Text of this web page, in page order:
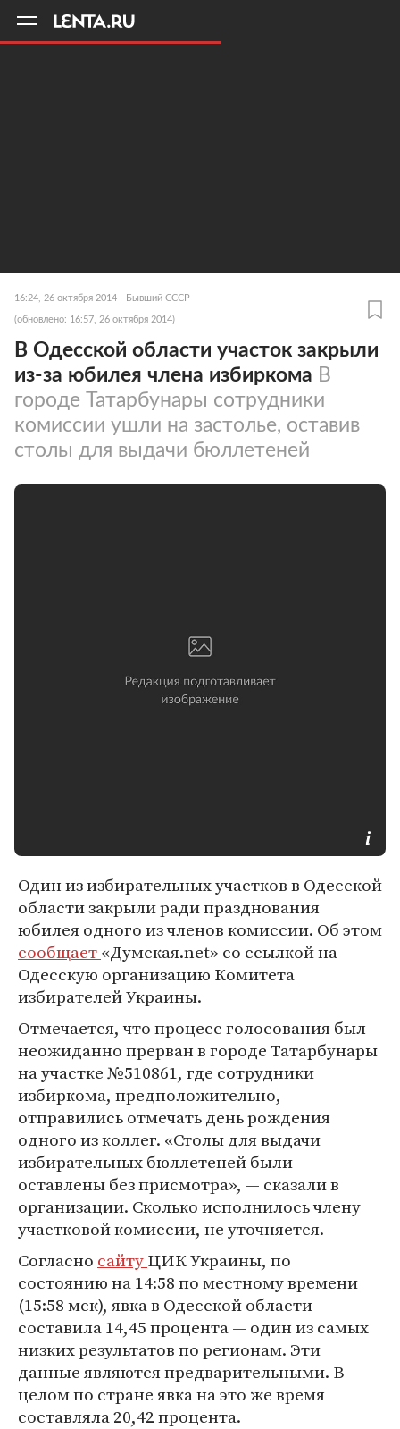
16:24, 26 октября 2014 Бывший СССР
(обновлено: 16:57, 26 октября 2014)
В Одесской области участок закрыли
из-за юбилея члена избиркома В
городе Татарбунары сотрудники
комиссии ушли на застолье, оставив
столы для выдачи бюллетеней
Один из избирательных участков в Одесской
области закрыли ради празднования
юбилея одного из членов комиссии. Об этом
сообщает«Думская.net» со ссылкой на
Одесскую организацию Комитета
избирателей Украины.
Отмечается, что процесс голосования был
неожиданно прерван в городе Татарбунары
на участке №510861, где сотрудники
избиркома, предположительно,
отправились отмечать день рождения
одного из коллег. «Столы для выдачи
избирательных бюллетеней были
оставлены без присмотра», — сказали в
организации. Сколько исполнилось члену
участковой комиссии, не уточняется.
Согласно сайтуЦИК Украины, по
состоянию на 14:58 по местному времени
(15:58 мск), явка в Одесской области
составила 14,45 процента — один из самых
низких результатов по регионам. Эти
данные являются предварительными. В
целом по стране явка на это же время
составляла 20,42 процента.